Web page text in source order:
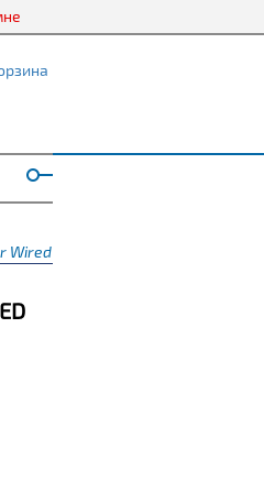
Black (проводной)